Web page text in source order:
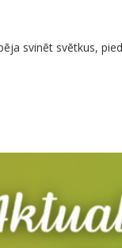
svinēt svētkus,